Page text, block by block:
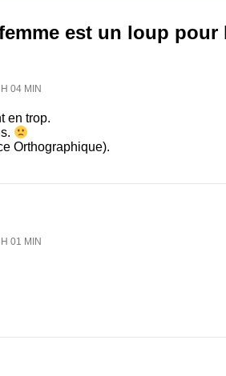
est un loup pour
04 MIN
en trop.
Orthographique).
01 MIN